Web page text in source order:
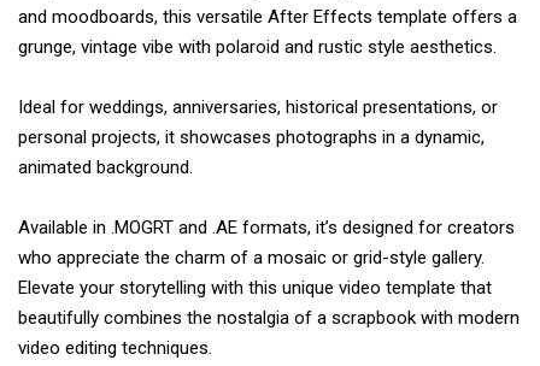
and moodboards, this versatile After Effects template offers a
grunge, vintage vibe with polaroid and rustic style aesthetics.
Ideal for weddings, anniversaries, historical presentations, or
personal projects, it showcases photographs in a dynamic,
animated background.
Available in .MOGRT and .AE formats, it’s designed for creators
who appreciate the charm of a mosaic or grid-style gallery.
Elevate your storytelling with this unique video template that
beautifully combines the nostalgia of a scrapbook with modern
video editing techniques.